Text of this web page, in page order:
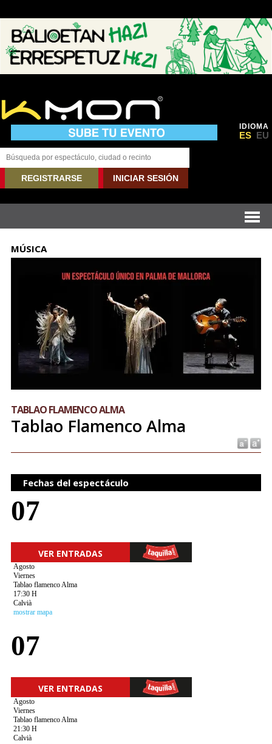
IDIOMA
ES EU
REGISTRARSE INICIAR SESIÓN
MÚSICA
TABLAO FLAMENCO ALMA
Tablao Flamenco Alma
Fechas del espectáculo
07
VER ENTRADAS
Agosto
Viernes
Tablao flamenco Alma
17:30 H
Calvià
mostrar mapa
07
VER ENTRADAS
Agosto
Viernes
Tablao flamenco Alma
21:30 H
Calvià